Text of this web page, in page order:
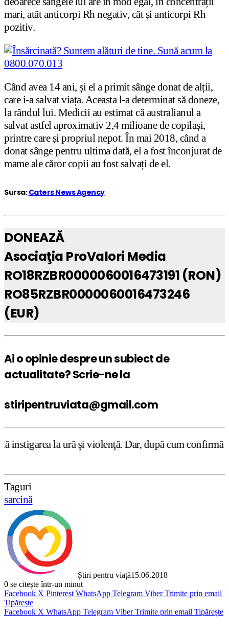
mari, atât anticorpi Rh negativ, cât și anticorpi Rh
pozitiv.
Când avea 14 ani, și el a primit sânge donat de alții,
care i-a salvat viața. Aceasta l-a determinat să doneze,
la rândul lui. Medicii au estimat că australianul a
salvat astfel aproximativ 2,4 milioane de copilași,
printre care și propriul nepot. În mai 2018, când a
donat sânge pentru ultima dată, el a fost înconjurat de
mame ale căror copii au fost salvați de el.
Sursa:Caters News Agency
DONEAZĂ
Asociaţia ProValori Media
RO18RZBR0000060016473191 (RON)
RO85RZBR0000060016473246
(EUR)
Ai o opinie despre un subiect de
actualitate? Scrie-ne la
stiripentruviata@gmail.com
ură şi violenţă. Dar, după cum confirmă şi CEDO
Taguri
sarcină
Știri pentru viață15.06.2018
0 se citește într-un minut
Facebook X Pinterest WhatsApp Telegram Viber Trimite prin email
Tipărește
Facebook X WhatsApp Telegram Viber Trimite prin email Tipărește